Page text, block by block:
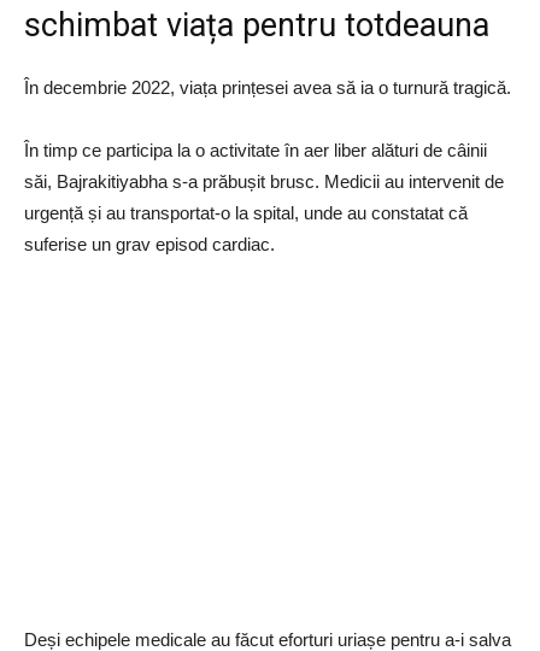
schimbat viața pentru totdeauna
În decembrie 2022, viața prințesei avea să ia o turnură tragică.
În timp ce participa la o activitate în aer liber alături de câinii
săi, Bajrakitiyabha s-a prăbușit brusc. Medicii au intervenit de
urgență și au transportat-o la spital, unde au constatat că
suferise un grav episod cardiac.
Deși echipele medicale au făcut eforturi uriașe pentru a-i salva